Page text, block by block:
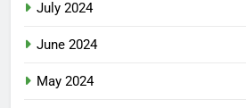
July 2024
June 2024
May 2024